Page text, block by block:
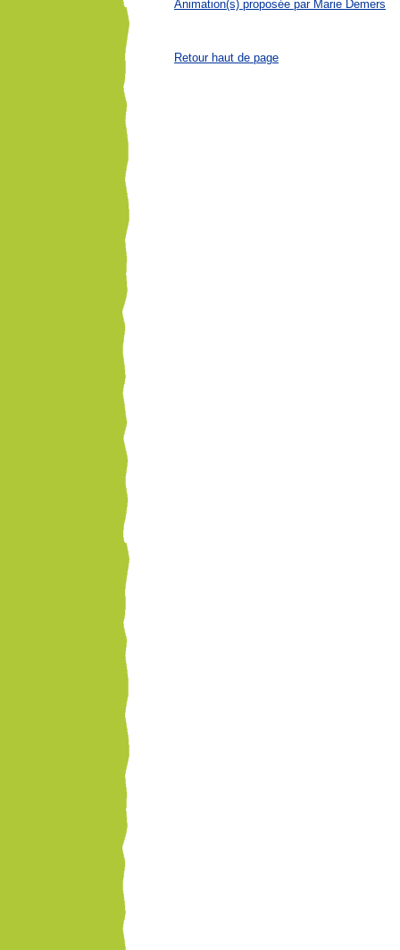
Animation(s) proposée par Marie Demers
Retour haut de page